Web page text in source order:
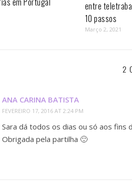
entre
10 passos⁣
Março 2, 2021
2
ANA CARINA BATISTA
FEVEREIRO 17, 2016 AT 2:24 PM
Sara dá todos os dias ou só aos fins
Obrigada pela partilha 🙂